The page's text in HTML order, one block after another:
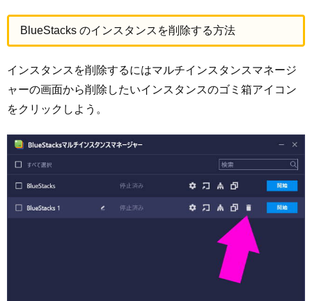
BlueStacks のインスタンスを削除する方法
インスタンスを削除するにはマルチインスタンスマネージ
ャーの画面から削除したいインスタンスのゴミ箱アイコン
をクリックしよう。